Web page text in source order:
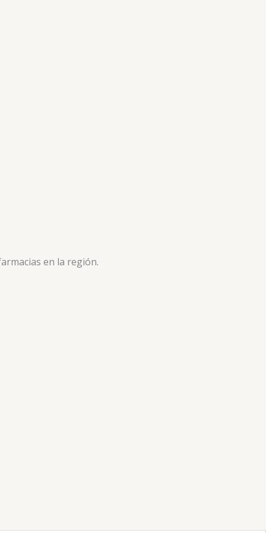
en la región.